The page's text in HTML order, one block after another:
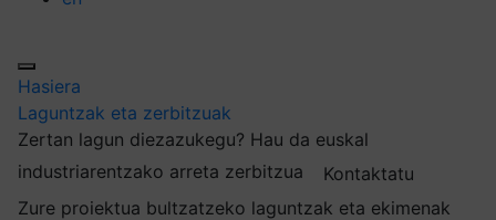
Hasiera
Laguntzak eta zerbitzuak
Zertan lagun diezazukegu? Hau da euskal
industriarentzako arreta zerbitzua
Kontaktatu
Zure proiektua bultzatzeko laguntzak eta ekimenak